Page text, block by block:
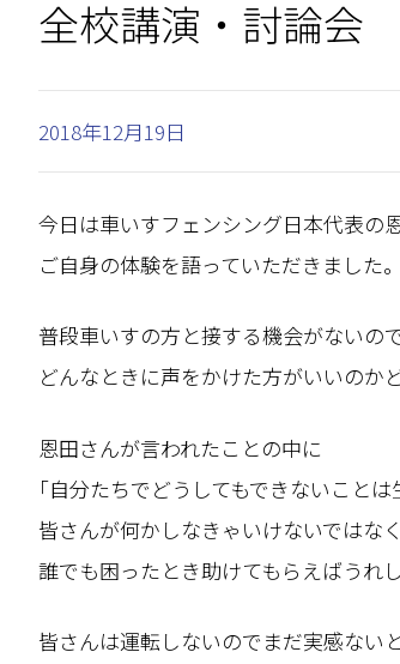
全校講演・討論会
2018年12月19日
今日は車いすフェンシング日本代表の
ご自身の体験を語っていただきました。
普段車いすの方と接する機会がないの
どんなときに声をかけた方がいいのか
恩田さんが言われたことの中に
｢自分たちでどうしてもできないことは
皆さんが何かしなきゃいけないではな
誰でも困ったとき助けてもらえばうれ
皆さんは運転しないのでまだ実感ない